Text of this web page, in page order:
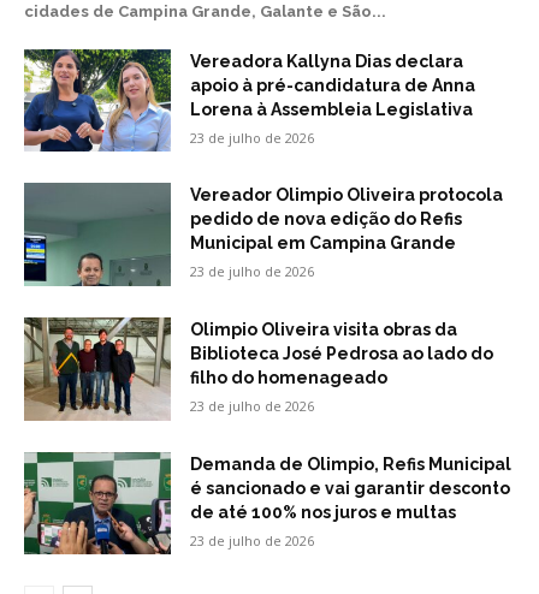
cidades de Campina Grande, Galante e São...
Vereadora Kallyna Dias declara
apoio à pré-candidatura de Anna
Lorena à Assembleia Legislativa
23 de julho de 2026
Vereador Olimpio Oliveira protocola
pedido de nova edição do Refis
Municipal em Campina Grande
23 de julho de 2026
Olimpio Oliveira visita obras da
Biblioteca José Pedrosa ao lado do
filho do homenageado
23 de julho de 2026
Demanda de Olimpio, Refis Municipal
é sancionado e vai garantir desconto
de até 100% nos juros e multas
23 de julho de 2026